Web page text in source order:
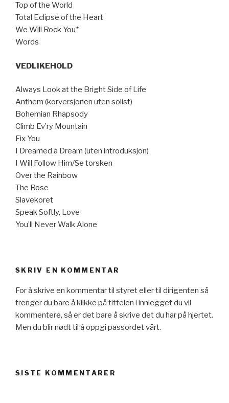
Top of the World
Total Eclipse of the Heart
We Will Rock You*
Words
VEDLIKEHOLD
Always Look at the Bright Side of Life
Anthem (korversjonen uten solist)
Bohemian Rhapsody
Climb Ev’ry Mountain
Fix You
I Dreamed a Dream (uten introduksjon)
I Will Follow Him/Se torsken
Over the Rainbow
The Rose
Slavekoret
Speak Softly, Love
You’ll Never Walk Alone
SKRIV EN KOMMENTAR
For å skrive en kommentar til styret eller til dirigenten så
trenger du bare å klikke på tittelen i innlegget du vil
kommentere, så er det bare å skrive det du har på hjertet.
Men du blir nødt til å oppgi passordet vårt.
SISTE KOMMENTARER